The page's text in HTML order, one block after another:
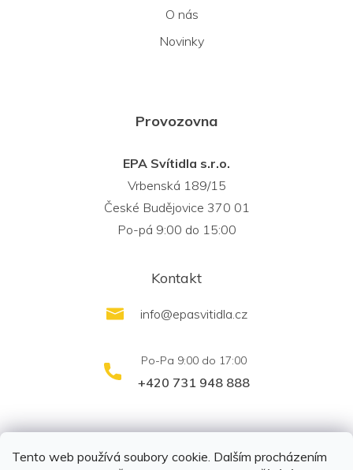
Tento web používá soubory cookie. Dalším procházením
O nás
Novinky
Provozovna
EPA Svítidla s.r.o.
Vrbenská 189/15
České Budějovice 370 01
Po-pá 9:00 do 15:00
Kontakt
info@epasvitidla.cz
+420 731 948 888